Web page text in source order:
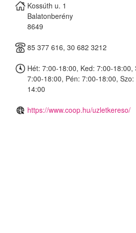
Kossúth u. 1
Balatonberény
8649
85 377 616, 30 682 3212
Hét: 7:00-18:00, Ked: 7:00-18:00,
7:00-18:00, Pén: 7:00-18:00,
14:00
https://www.coop.hu/uzletkereso/